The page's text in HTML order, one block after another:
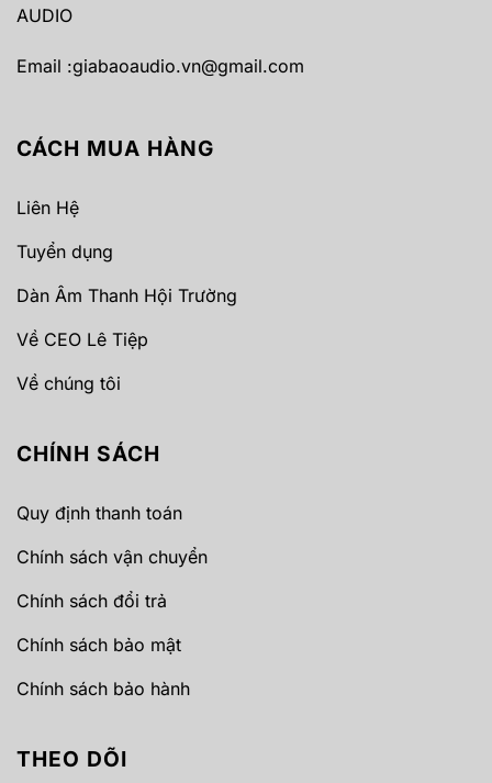
AUDIO
Email :giabaoaudio.vn@gmail.com
CÁCH MUA HÀNG
Liên Hệ
Tuyển dụng
Dàn Âm Thanh Hội Trường
Về CEO Lê Tiệp
Về chúng tôi
CHÍNH SÁCH
Quy định thanh toán
Chính sách vận chuyển
Chính sách đổi trả
Chính sách bảo mật
Chính sách bảo hành
THEO DÕI